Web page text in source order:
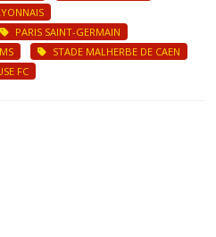
PARIS SAINT-GERMAIN
STADE MALHERBE DE CAEN
FC